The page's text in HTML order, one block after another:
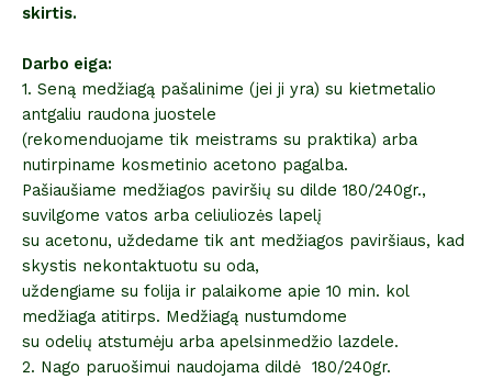
skirtis.
Darbo eiga:
1. Seną medžiagą pašalinime (jei ji yra) su kietmetalio
antgaliu raudona juostele
(rekomenduojame tik meistrams su praktika) arba
nutirpiname kosmetinio acetono pagalba.
Pašiaušiame medžiagos paviršių su dilde 180/240gr.,
suvilgome vatos arba celiuliozės lapelį
su acetonu, uždedame tik ant medžiagos paviršiaus, kad
skystis nekontaktuotu su oda,
uždengiame su folija ir palaikome apie 10 min. kol
medžiaga atitirps. Medžiagą nustumdome
su odelių atstumėju arba apelsinmedžio lazdele.
2. Nago paruošimui naudojama dildė 180/240gr.